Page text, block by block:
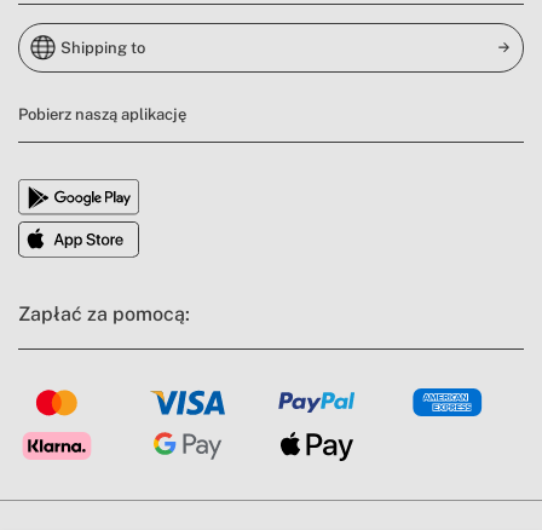
Shipping to
Pobierz naszą aplikację
Zapłać za pomocą: